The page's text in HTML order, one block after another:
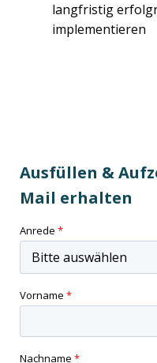
langfristig
implementieren
Ausfüllen &
Mail erhalten
Anrede *
Vorname *
Nachname *